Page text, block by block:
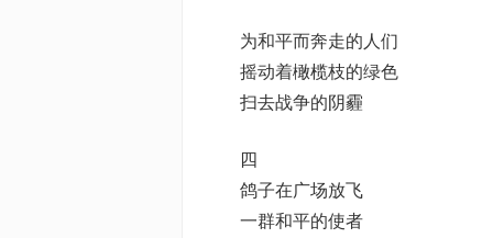
为和平而奔走的人们
摇动着橄榄枝的绿色
扫去战争的阴霾
四
鸽子在广场放飞
一群和平的使者